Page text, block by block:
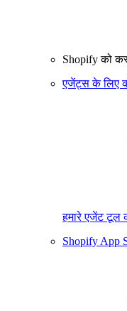
Shopify को
एजेंट्स के लिए
हमारे एजेंट टूल
Shopify App